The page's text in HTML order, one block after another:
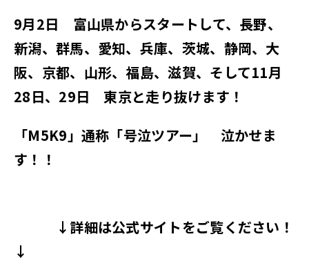
9月2日 富山県からスタートして、長野、
新潟、群馬、愛知、兵庫、茨城、静岡、大
阪、京都、山形、福島、滋賀、そして11月
28日、29日 東京と走り抜けます！
「M5K9」通称「号泣ツアー」 泣かせま
す！！
↓詳細は公式サイトをご覧ください！
↓